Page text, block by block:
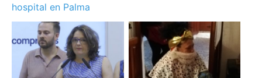
hospital en Palma